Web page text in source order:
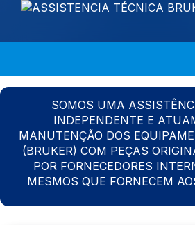
SOMOS UMA
INDEPENDENTE E
MANUTENÇÃO DOS
(BRUKER) COM PEÇAS
POR FORNECEDORES
MESMOS QUE FORNECEM